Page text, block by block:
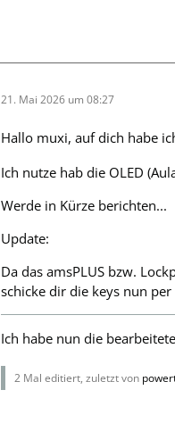
21. Mai 2026 um 08:27
Hallo muxi, auf dich habe
Ich nutze hab die OLED
Werde in Kürze berichten...
Update:
Da das amsPLUS bzw.
schicke dir die keys nun per
Ich habe nun die
2 Mal editiert, zuletzt von